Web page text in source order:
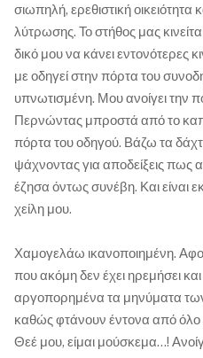
σιωπηλή, ερεθιστική οικειότητα
λύτρωσης. Το στήθος μας
δικό μου να κάνει εντονότερες
με οδηγεί στην πόρτα του
υπνωτισμένη. Μου ανοίγει την
Περνώντας μπροστά από το
πόρτα του οδηγού. Βάζω τα
ψάχνοντας για αποδείξεις πως
έζησα όντως συνέβη. Και είναι
χείλη μου.
Χαμογελάω ικανοποιημένη.
που ακόμη δεν έχει ηρεμήσει
αργοπορημένα τα μηνύματα
καθώς φτάνουν έντονα από όλο
Θεέ μου, είμαι μούσκεμα…!